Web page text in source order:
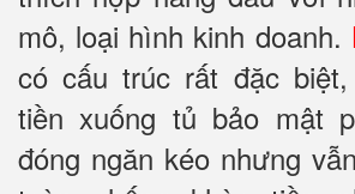
mô, loại hình kinh doanh.
có cấu trúc rất đặc
tiền xuống tủ bảo mật
đóng ngăn kéo nhưng